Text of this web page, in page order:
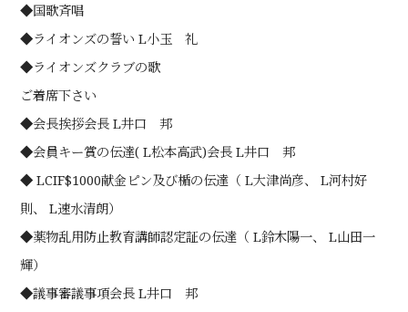
◆国歌斉唱
◆ライオンズの誓い L小玉 礼
◆ライオンズクラブの歌
ご着席下さい
◆会長挨拶会長 L井口 邦
◆会員キー賞の伝達( L松本高武)会長 L井口 邦
◆ LCIF$1000献金ピン及び楯の伝達（ L大津尚彦、 L河村好
則、 L速水清朗）
◆薬物乱用防止教育講師認定証の伝達（ L鈴木陽一、 L山田一
輝）
◆議事審議事項会長 L井口 邦